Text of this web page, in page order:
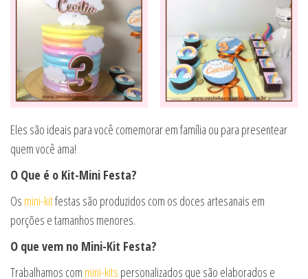
Eles são ideais para você comemorar em família ou para presentear
quem você ama!
O Que é o Kit-Mini Festa?
Os mini-kitfestas são produzidos com os doces artesanais em
porções e tamanhos menores.
O que vem no Mini-Kit Festa?
Trabalhamos com mini-kits personalizados que são elaborados e